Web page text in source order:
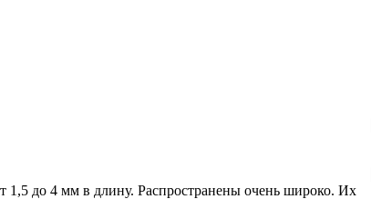
1,5 до 4 мм в длину. Распространены очень широко. Их